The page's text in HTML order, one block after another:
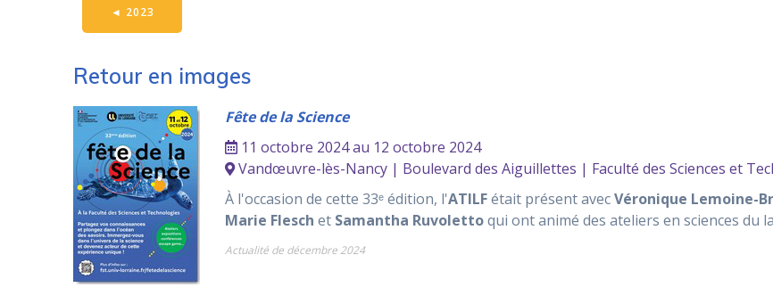
◄ 2023
Retour en images
Fête de la Science
11 octobre 2024 au 12 octobre 2024
Vandœuvre-lès-Nancy | Boulevard des Aiguillettes | Faculté des Sciences et
À l'occasion de cette 33ᵉ édition, l'ATILFétait présent avecVéronique Lemoine-
Marie Flesch et Samantha Ruvolettoqui ont animé des ateliers en sciences du
Actualité de décembre 2024